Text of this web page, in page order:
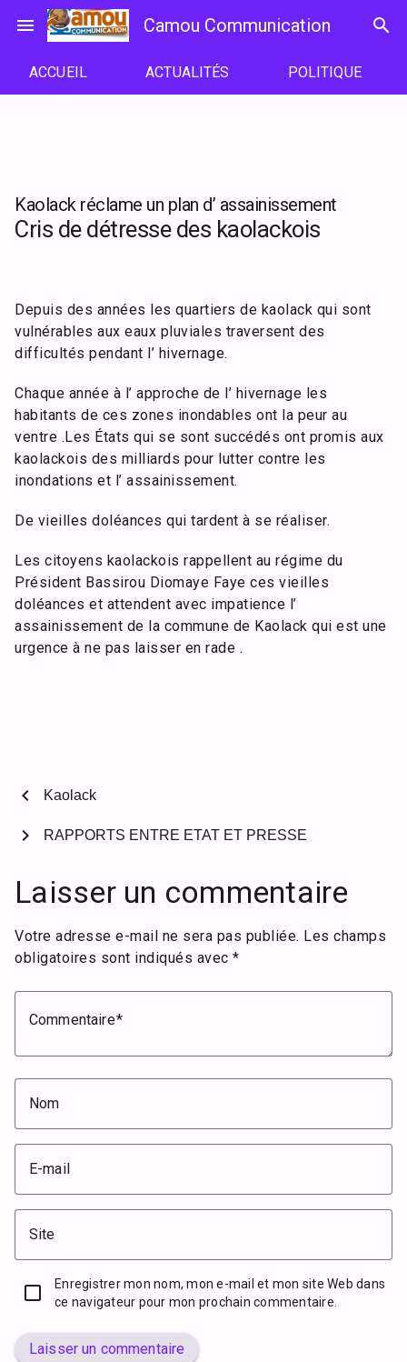
menu Camou Communication search
ACCUEIL ACTUALITÉS POLITIQUE
Kaolack réclame un plan d’ assainissement
Cris de détresse des kaolackois
Depuis des années les quartiers de kaolack qui sont
vulnérables aux eaux pluviales traversent des
difficultés pendant l’ hivernage.
Chaque année à l’ approche de l’ hivernage les
habitants de ces zones inondables ont la peur au
ventre .Les États qui se sont succédés ont promis aux
kaolackois des milliards pour lutter contre les
inondations et l’ assainissement.
De vieilles doléances qui tardent à se réaliser.
Les citoyens kaolackois rappellent au régime du
Président Bassirou Diomaye Faye ces vieilles
doléances et attendent avec impatience l’
assainissement de la commune de Kaolack qui est une
urgence à ne pas laisser en rade .
chevron_left Kaolack
RAPPORTS ENTRE ETAT ET PRESSE
chevron_right
Laisser un commentaire
Votre adresse e-mail ne sera pas publiée. Les champs
obligatoires sont indiqués avec *
Commentaire
Nom
E-mail
Site
Enregistrer mon nom, mon e-mail et mon site Web dans
ce navigateur pour mon prochain commentaire.
Laisser un commentaire